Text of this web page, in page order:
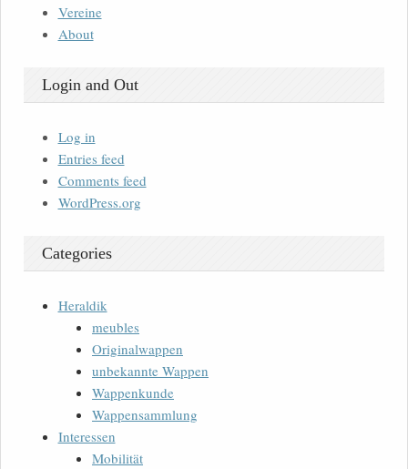
Vereine
About
Login and Out
Log in
Entries feed
Comments feed
WordPress.org
Categories
Heraldik
meubles
Originalwappen
unbekannte Wappen
Wappenkunde
Wappensammlung
Interessen
Mobilität